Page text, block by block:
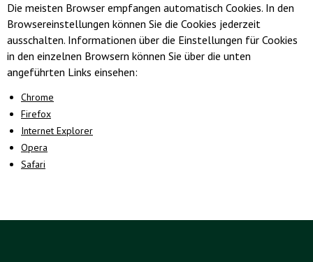
Die meisten Browser empfangen automatisch Cookies. In den
Browsereinstellungen können Sie die Cookies jederzeit
ausschalten. Informationen über die Einstellungen für Cookies
in den einzelnen Browsern können Sie über die unten
angeführten Links einsehen:
Chrome
Firefox
Internet Explorer
Opera
Safari